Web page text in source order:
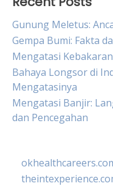
Gunung Meletus:
Gempa Bumi: Fakta
Mengatasi
Bahaya Longsor di
Mengatasinya
Mengatasi Banjir:
dan Pencegahan